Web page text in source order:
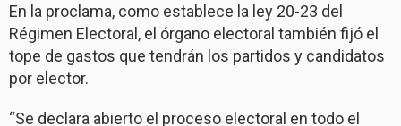
En la proclama, como establece la ley 20-23 del
Régimen Electoral, el órgano electoral también fijó el
tope de gastos que tendrán los partidos y candidatos
por elector.
“Se declara abierto el proceso electoral en todo el